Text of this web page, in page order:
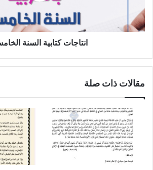
انتاجات كتابية السنة
مقالات ذات صلة